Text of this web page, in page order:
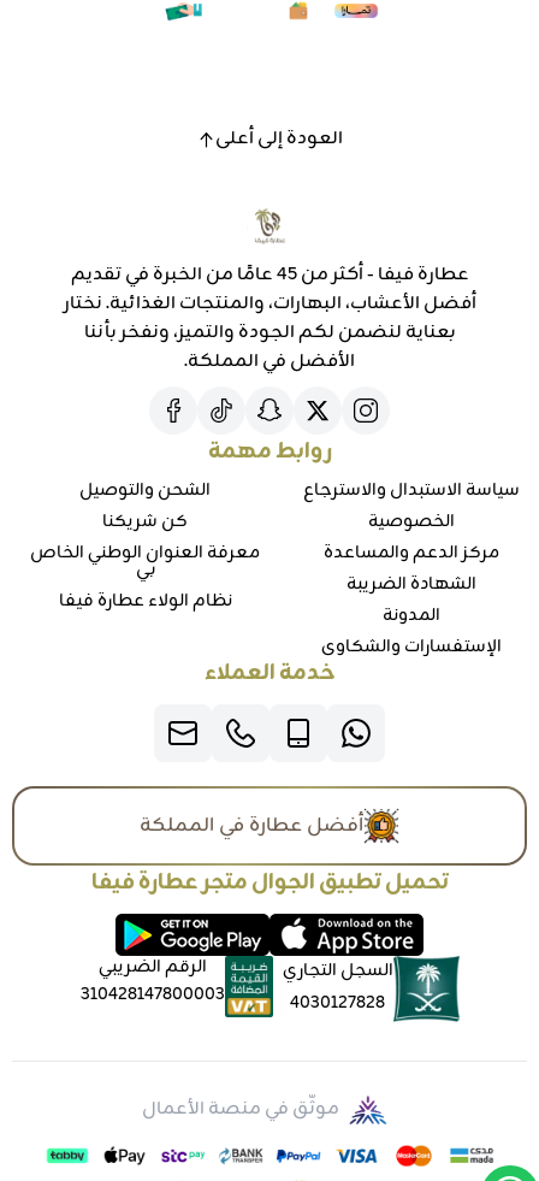
العودة إلى أعلى
عطارة فيفا - أكثر من 45 عامًا من الخبرة في تقديم
أفضل الأعشاب، البهارات، والمنتجات الغذائية. نختار
بعناية لنضمن لكم الجودة والتميز، ونفخر بأننا
الأفضل في المملكة.
روابط مهمة
سياسة الاستبدال والاسترجاع
الخصوصية
مركز الدعم والمساعدة
الشهادة الضريبة
المدونة
الإستفسارات والشكاوي
الشحن والتوصيل
كن شريكنا
معرفة العنوان الوطني الخاص
بي
نظام الولاء عطارة فيفا
خدمة العملاء
أفضل عطارة في المملكة
تحميل تطبيق الجوال متجر عطارة فيفا
السجل التجاري
4030127828
الرقم الضريبي
310428147800003
موثّق في منصة الأعمال